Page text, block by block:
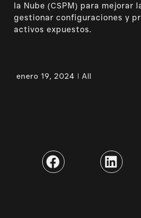
la Nube (CSPM) para mejorar
gestionar configuraciones y
activos expuestos.
enero 19, 2024 All